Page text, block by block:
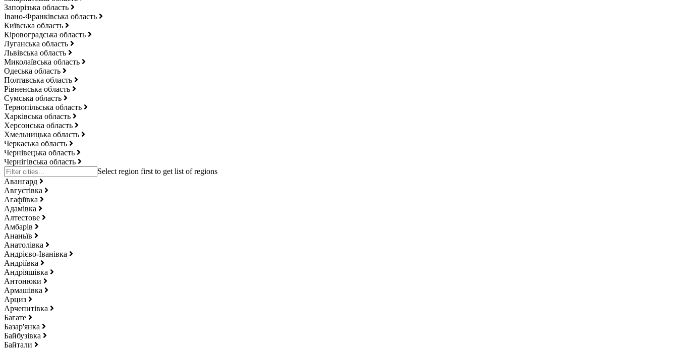
Запорізька область
Івано-Франківська область
Київська область
Кіровоградська область
Луганська область
Львівська область
Миколаївська область
Одеська область
Полтавська область
Рівненська область
Сумська область
Тернопільська область
Харківська область
Херсонська область
Хмельницька область
Черкаська область
Чернівецька область
Чернігівська область
Авангард
Августівка
Агафіївка
Адамівка
Алтестове
Амбарів
Ананьїв
Анатолівка
Андрієво-Іванівка
Андріївка
Андріяшівка
Антонюки
Армашівка
Арциз
Арчепитівка
Багате
Базар'янка
Байбузівка
Байтали